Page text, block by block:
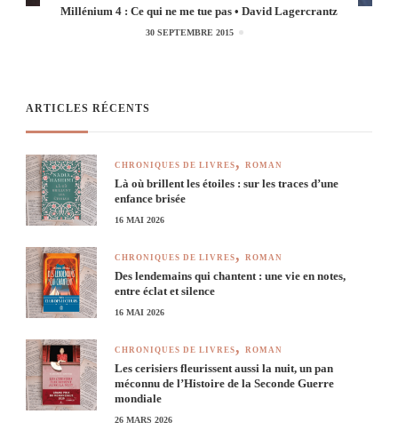
Millénium 4 : Ce qui ne me tue pas • David Lagercrantz
30 SEPTEMBRE 2015
ARTICLES RÉCENTS
CHRONIQUES DE LIVRES ROMAN
Là où brillent les étoiles : sur les traces d’une
enfance brisée
16 MAI 2026
CHRONIQUES DE LIVRES ROMAN
Des lendemains qui chantent : une vie en notes,
entre éclat et silence
16 MAI 2026
CHRONIQUES DE LIVRES ROMAN
Les cerisiers fleurissent aussi la nuit, un pan
méconnu de l’Histoire de la Seconde Guerre
mondiale
26 MARS 2026